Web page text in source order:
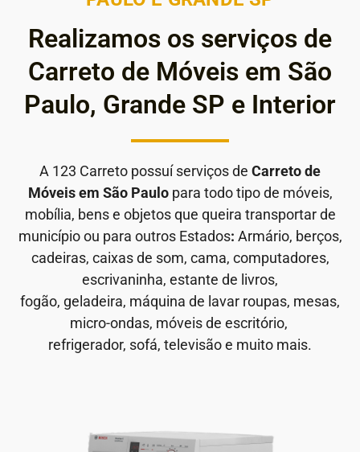
Realizamos os serviços de
Carreto de Móveis em São
Paulo, Grande SP e Interior
A 123 Carreto possuí serviços de Carreto de
Móveis em São Paulopara todo tipo de móveis,
mobília, bens e objetos que queira transportar de
município ou para outros Estados: Armário, berços,
cadeiras, caixas de som, cama, computadores,
escrivaninha, estante de livros,
fogão, geladeira, máquina de lavar roupas, mesas,
micro-ondas, móveis de escritório,
refrigerador, sofá, televisão e muito mais.